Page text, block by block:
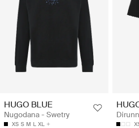
HUGO BLUE
Nugodana - Swetry
XS S M L XL